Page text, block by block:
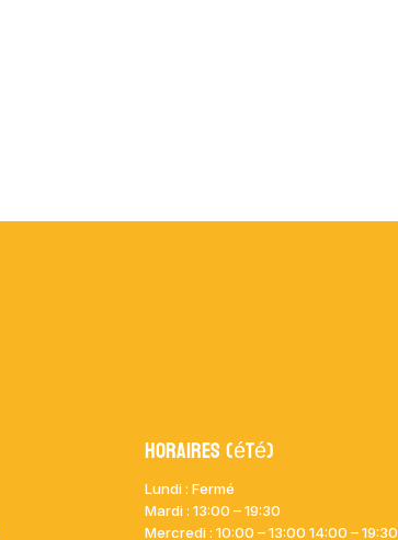
Horaires (été)
Lundi : Fermé
Mardi : 13:00 – 19:30
Mercredi : 10:00 – 13:00 14:00 – 19:30